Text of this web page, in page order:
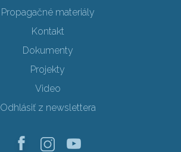
Propagačné materiály
Kontakt
Dokumenty
Projekty
Video
Odhlásiť z newslettera